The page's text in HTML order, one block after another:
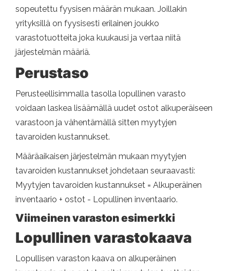
sopeutettu fyysisen määrän mukaan. Joillakin
yrityksillä on fyysisesti erilainen joukko
varastotuotteita joka kuukausi ja vertaa niitä
järjestelmän määriä.
Perustaso
Perusteellisimmalla tasolla lopullinen varasto
voidaan laskea lisäämällä uudet ostot alkuperäiseen
varastoon ja vähentämällä sitten myytyjen
tavaroiden kustannukset.
Määräaikaisen järjestelmän mukaan myytyjen
tavaroiden kustannukset johdetaan seuraavasti:
Myytyjen tavaroiden kustannukset = Alkuperäinen
inventaario + ostot - Lopullinen inventaario.
Viimeinen varaston esimerkki
Lopullinen varastokaava
Lopullisen varaston kaava on alkuperäinen